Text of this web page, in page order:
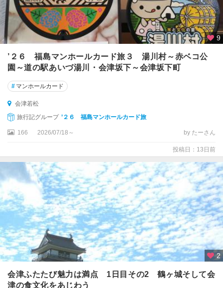
温
泉
喜
方
芦
ノ
牧
温
会
・
見
・
野
上
郡
山
・
9
’２６ 福島マンホールカード旅３ 湯川村～赤ベコ公
園～道の駅あいづ湯川・会津坂下～会津坂下町
# マンホールカード
会津若松
旅行記グループ ’２６ 福島マンホールカード旅
166 2026/07/18～ by たーさん
投稿日：13日前
2
会津ふたたび魅力は満点 1日目その2 鶴ヶ城そして会
津の食文化をあじわう